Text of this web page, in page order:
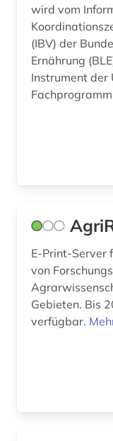
blüte (1)
wird vom
(IBV) der Bundesanstalt für Landwirtschaft und
Ernährung
Instrument der
E-Print-Server
von
Gebieten. Bis
verfügbar.